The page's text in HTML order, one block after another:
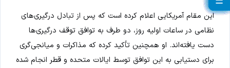
این مقام آمریکایی اعلام کرده است که پس از تبادل درگیری‌های
نظامی در ساعات اولیه روز، دو طرف به توافق توقف درگیری‌ها
دست یافته‌اند. او همچنین تأکید کرده که مذاکرات و میانجی‌گری
برای دستیابی به این توافق توسط ایالات متحده و قطر انجام شده